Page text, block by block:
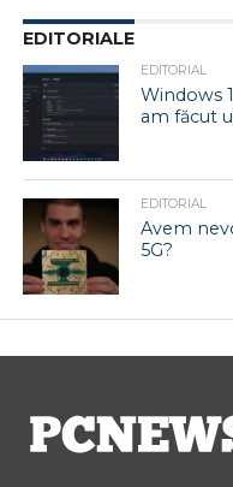
EDITORIALE
EDITORIAL
Windows
am făcut
EDITORIAL
Avem
5G?